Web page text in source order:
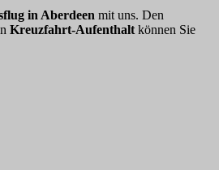
in Aberdeen mit uns. Den
Kreuzfahrt-Aufenthalt können Sie